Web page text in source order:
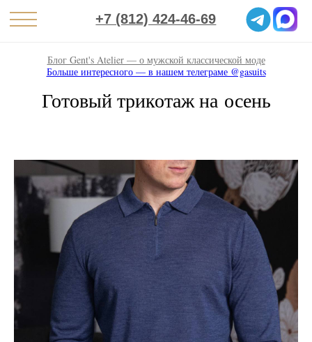
+7 (812) 424-46-69
Блог Gent's Atelier — о мужской классической моде
Больше интересного — в нашем телеграме @gasuits
Готовый трикотаж на осень